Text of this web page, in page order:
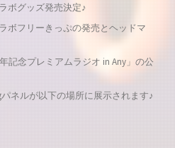
ボグッズ発売決定♪
ボフリーきっぷの発売とヘッドマ
記念プレミアムラジオ in Any」の公
ネルが以下の場所に展示されます♪